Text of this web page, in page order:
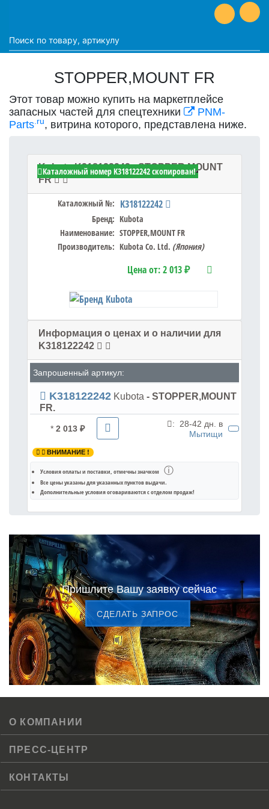
STOPPER,MOUNT FR
Этот товар можно купить на маркетплейсе
запасных частей для спецтехники
PNM-
Parts.ru, витрина которого, представлена ниже.
Kubota K318122242 - STOPPER,MOUNT
FR
Каталожный №: K318122242
Бренд: Kubota
Наименование: STOPPER,MOUNT FR
Производитель: Kubota Co. Ltd. (Япония)
Цена от:2 013 ₽
Каталожный номер K318122242 скопирован!
Информация о ценах и о наличии для
K318122242
Запрошенный артикул:
K318122242 Kubota - STOPPER,MOUNT
FR.
* 2 013 ₽ : 28-42 дн. в
Мытищи
ВНИМАНИЕ !
Условия оплаты и поставки, отмечны значком ⓘ
Все цены указаны дляуказанных пунктов выдачи.
Дополнительные условия оговариваются с отделом продаж!
Пришлите Вашу заявку сейчас
CДЕЛАТЬ ЗАПРОС
О КОМПАНИИ
ПРЕСС-ЦЕНТР
КОНТАКТЫ